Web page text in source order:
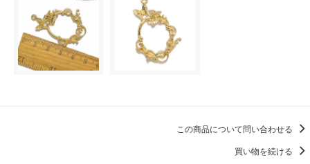
この商品について問い合わせる
買い物を続ける